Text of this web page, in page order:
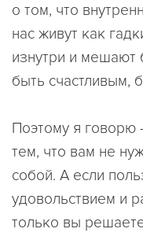
о том, что
нас живут как
изнутри и мешают
быть счастливым,
Поэтому я говорю
тем, что вам не
собой. А если
удовольствием и
только вы